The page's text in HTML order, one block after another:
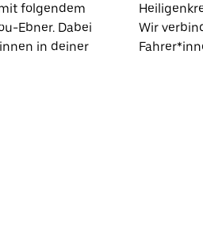
folgendem
Ebner. Dabei
in deiner
Wir